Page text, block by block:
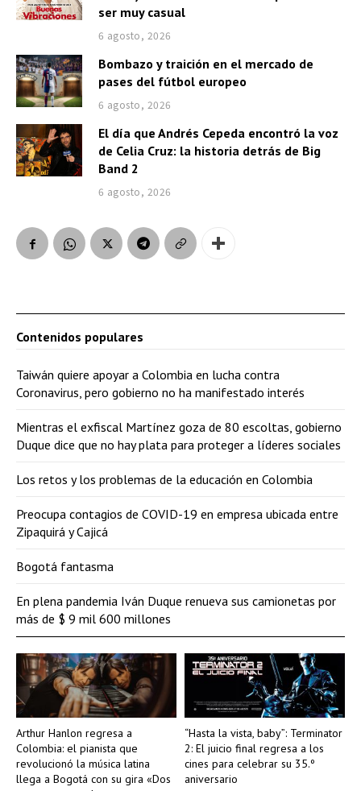
ser muy casual
6 agosto, 2026
Bombazo y traición en el mercado de
pases del fútbol europeo
6 agosto, 2026
El día que Andrés Cepeda encontró la voz
de Celia Cruz: la historia detrás de Big
Band 2
6 agosto, 2026
Arthur Hanlon regresa a
Colombia: el pianista que
revolucionó la música latina
llega a Bogotá con su gira «Dos
“Hasta la vista, baby”: Terminator
2: El juicio final regresa a los
cines para celebrar su 35.º
aniversario
Contenidos populares
Taiwán quiere apoyar a Colombia en lucha contra
Coronavirus, pero gobierno no ha manifestado interés
Mientras el exfiscal Martínez goza de 80 escoltas, gobierno
Duque dice que no hay plata para proteger a líderes sociales
Los retos y los problemas de la educación en Colombia
Preocupa contagios de COVID-19 en empresa ubicada entre
Zipaquirá y Cajicá
Bogotá fantasma
En plena pandemia Iván Duque renueva sus camionetas por
más de $ 9 mil 600 millones